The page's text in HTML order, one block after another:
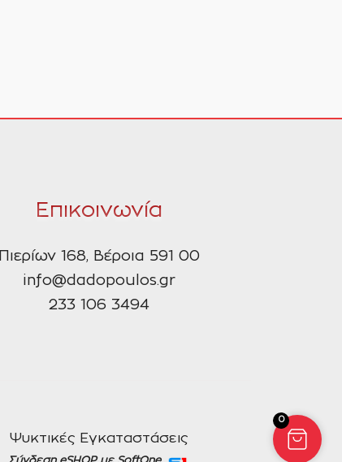
Επικοινωνία
Πιερίων 168, Βέροια 591 00
info@dadopoulos.gr
233 106 3494
Ψυκτικές Εγκαταστάσεις
0